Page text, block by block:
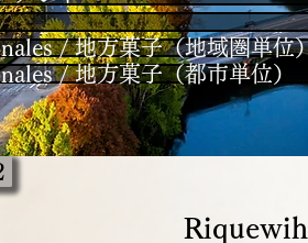
/ 地方菓子（地域圏単位
/ 地方菓子（都市単位）